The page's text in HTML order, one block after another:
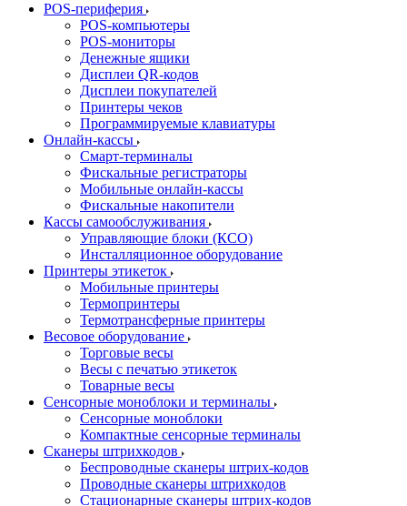
POS-периферия
POS-компьютеры
POS-мониторы
Денежные ящики
Дисплеи QR-кодов
Дисплеи покупателей
Принтеры чеков
Программируемые клавиатуры
Онлайн-кассы
Смарт-терминалы
Фискальные регистраторы
Мобильные онлайн-кассы
Фискальные накопители
Кассы самообслуживания
Управляющие блоки (КСО)
Инсталляционное оборудование
Принтеры этикеток
Мобильные принтеры
Термопринтеры
Термотрансферные принтеры
Весовое оборудование
Торговые весы
Весы с печатью этикеток
Товарные весы
Сенсорные моноблоки и терминалы
Сенсорные моноблоки
Компактные сенсорные терминалы
Сканеры штрихкодов
Беспроводные сканеры штрих-кодов
Проводные сканеры штрихкодов
Стационарные сканеры штрих-кодов